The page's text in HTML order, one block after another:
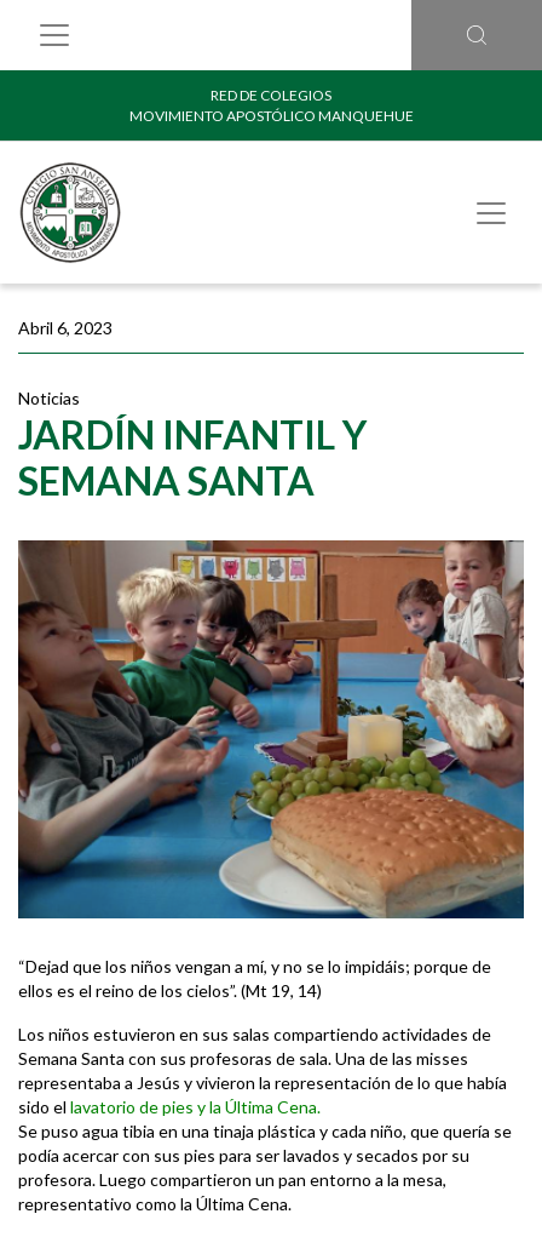
RED DE COLEGIOS
MOVIMIENTO APOSTÓLICO MANQUEHUE
Abril 6, 2023
Noticias
JARDÍN INFANTIL Y
SEMANA SANTA
“Dejad que los niños vengan a mí, y no se lo impidáis; porque de
ellos es el reino de los cielos”. (Mt 19, 14)
Los niños estuvieron en sus salas compartiendo actividades de
Semana Santa con sus profesoras de sala. Una de las misses
representaba a Jesús y vivieron la representación de lo que había
sido el lavatorio de pies y la Última Cena.
Se puso agua tibia en una tinaja plástica y cada niño, que quería se
podía acercar con sus pies para ser lavados y secados por su
profesora. Luego compartieron un pan entorno a la mesa,
representativo como la Última Cena.